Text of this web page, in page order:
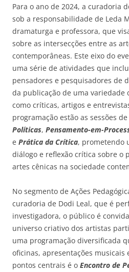
Para o ano de 2024, a curadoria
sob a responsabilidade de Leda
dramaturga e professora, que
sobre as intersecções entre as
contemporâneas. Este eixo do
uma série de atividades que
pensadores e pesquisadores de
da publicação de uma variedade
como críticas, artigos e
programação estão as sessões de
Políticas, Pensamento-em-
e Prática da Crítica, prometendo
diálogo e reflexão crítica sobre o
artes cênicas na sociedade
No segmento de Ações
curadoria de Dodi Leal, que é
investigadora, o público é
universo criativo dos artistas
uma programação diversificada
oficinas, apresentações musicais
pontos centrais é o Encontro de